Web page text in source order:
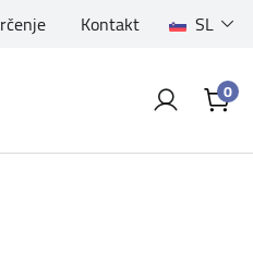
Kontakt SL
0